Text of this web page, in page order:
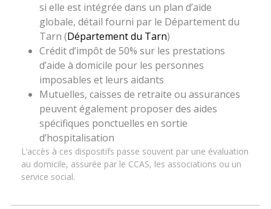
si elle est intégrée dans un plan d’aide
globale, détail fourni par le Département du
Tarn (Département du Tarn)
Crédit d’impôt de 50% sur les prestations
d’aide à domicile pour les personnes
imposables et leurs aidants
Mutuelles, caisses de retraite ou assurances
peuvent également proposer des aides
spécifiques ponctuelles en sortie
d’hospitalisation
L’accès à ces dispositifs passe souvent par une évaluation
au domicile, assurée par le CCAS, les associations ou un
service social.